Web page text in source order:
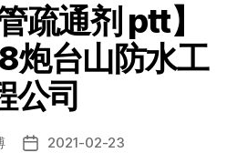
疏通剂 ptt】
台山防水工
公司
发 2021-02-23